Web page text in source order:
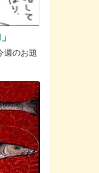
週のお題